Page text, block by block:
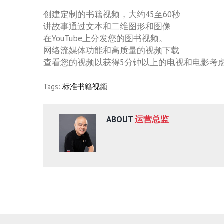
创建定制的书籍视频，大约45至60秒
讲故事通过文本和二维图形和图像
在YouTube上分发您的图书视频。
网络流媒体功能和高质量的视频下载
查看您的视频以获得5分钟以上的电视和电影考
Tags: 标准书籍视频
ABOUT运营总监